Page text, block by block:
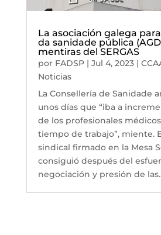
La asociación galega
da sanidade pública
mentiras del SERGAS
por FADSP| Jul 4, 2023|
Noticias
La Consellería de Sanidade
unos días que “iba a
de los profesionales
tiempo de trabajo”, miente.
sindical firmado en la Mesa
consiguió después del
negociación y presión de